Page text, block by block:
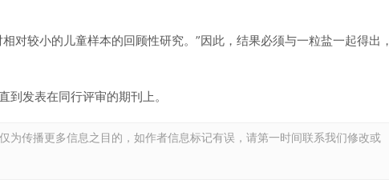
对较小的儿童样本的回顾性研究。”因此，结果必须与一粒盐一起得出，
发表在同行评审的期刊上。
为传播更多信息之目的，如作者信息标记有误，请第一时间联系我们修改或